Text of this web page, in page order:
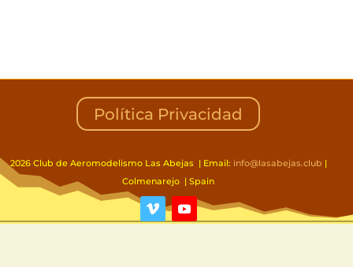
Política Privacidad
2026 Club de Aeromodelismo Las Abejas | Email: info@lasabejas.club |
Colmenarejo | Spain